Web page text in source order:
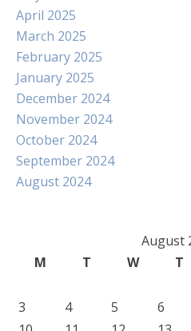
April 2025
March 2025
February 2025
January 2025
December 2024
November 2024
October 2024
September 2024
August 2024
August
M
T W T
3
4 5 6